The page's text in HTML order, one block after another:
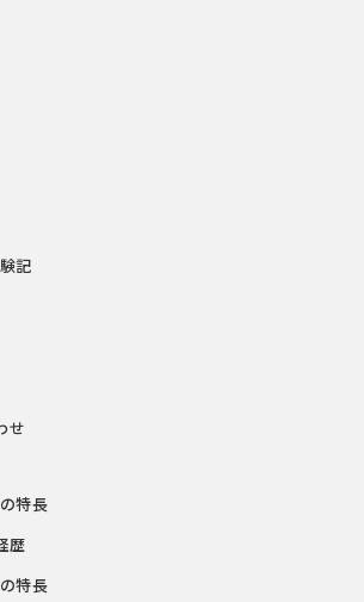
記
せ
特長
歴
特長